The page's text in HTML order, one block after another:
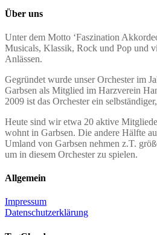
Über uns
Unter dem Motto ‘Faszination
Musicals, Klassik, Rock und Pop und
Anlässen.
Gegründet wurde unser Orchester im
Garbsen als Mitglied im Harzverein
2009 ist das Orchester ein
Heute sind wir etwa 20 aktive
wohnt in Garbsen. Die andere Hälfte
Umland von Garbsen nehmen z.T.
um in diesem Orchester zu spielen.
Allgemein
Impressum
Datenschutzerklärung